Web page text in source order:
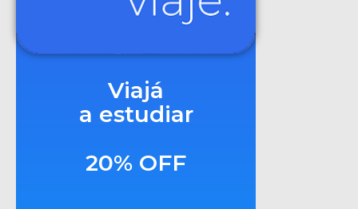
Viajá
a estudiar
20% OFF